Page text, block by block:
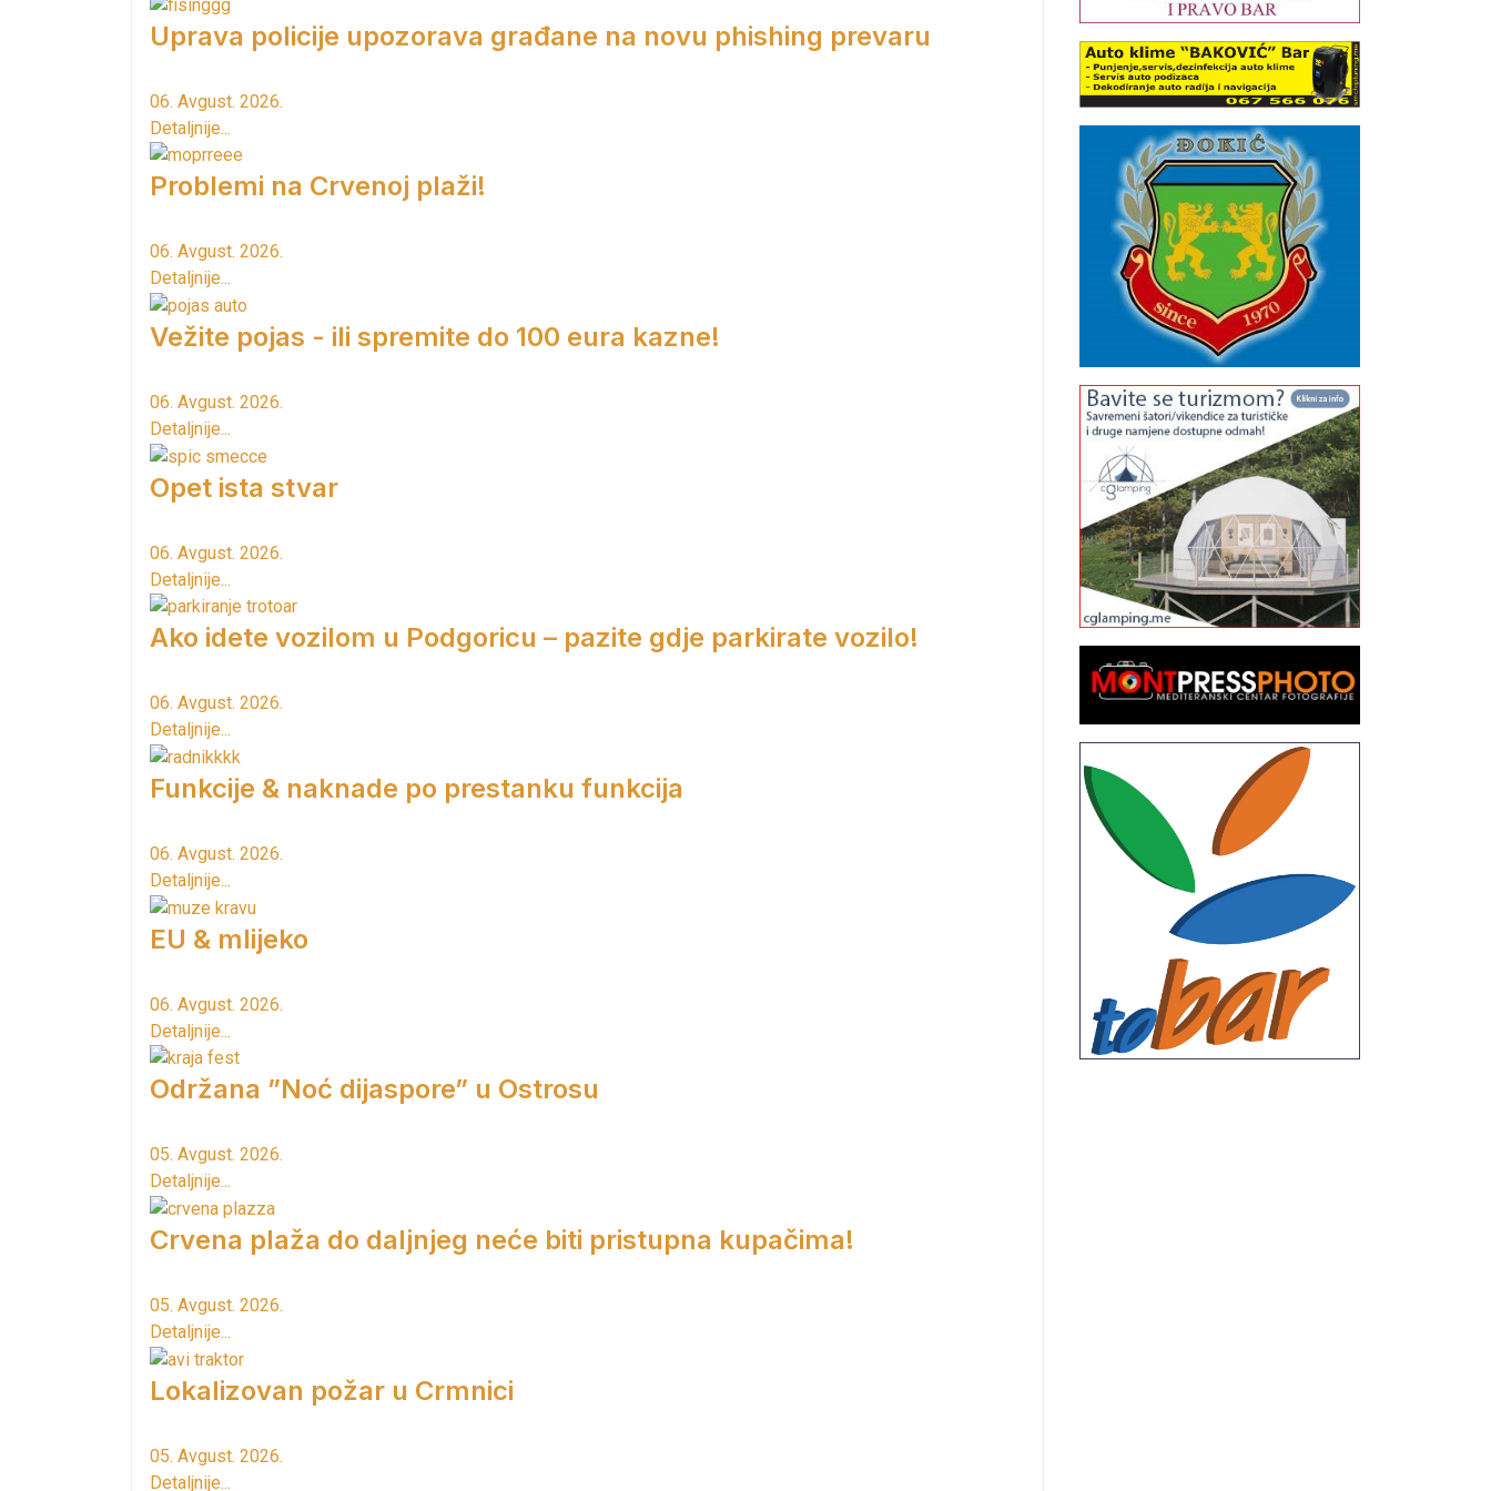
Uprava policije upozorava građane na novu phishing prevaru
06. Avgust. 2026.
Detaljnije...
Problemi na Crvenoj plaži!
06. Avgust. 2026.
Detaljnije...
Vežite pojas - ili spremite do 100 eura kazne!
06. Avgust. 2026.
Detaljnije...
Opet ista stvar
06. Avgust. 2026.
Detaljnije...
Ako idete vozilom u Podgoricu – pazite gdje parkirate vozilo!
06. Avgust. 2026.
Detaljnije...
Funkcije & naknade po prestanku funkcija
06. Avgust. 2026.
Detaljnije...
EU & mlijeko
06. Avgust. 2026.
Detaljnije...
Održana ”Noć dijaspore” u Ostrosu
05. Avgust. 2026.
Detaljnije...
Crvena plaža do daljnjeg neće biti pristupna kupačima!
05. Avgust. 2026.
Detaljnije...
Lokalizovan požar u Crmnici
05. Avgust. 2026.
Detaljnije...